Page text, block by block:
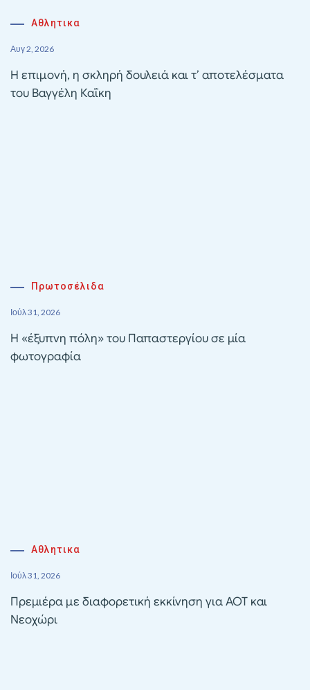
Αθλητικα
Αυγ 2, 2026
Η επιμονή, η σκληρή δουλειά και τ’ αποτελέσματα
του Βαγγέλη Καΐκη
Πρωτοσέλιδα
Ιούλ 31, 2026
Η «έξυπνη πόλη» του Παπαστεργίου σε μία
φωτογραφία
Αθλητικα
Ιούλ 31, 2026
Πρεμιέρα με διαφορετική εκκίνηση για ΑΟΤ και
Νεοχώρι